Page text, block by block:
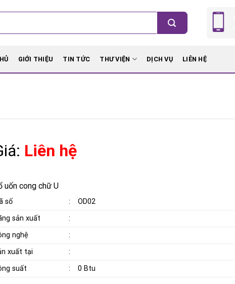
GIỚI THIỆU TIN TỨC THƯ VIỆN DỊCH VỤ LIÊN HỆ
Liên hệ
uốn cong chữ U
số :
OD02
sản xuất
:
nghệ
:
xuất tại
:
suất
: 0 Btu